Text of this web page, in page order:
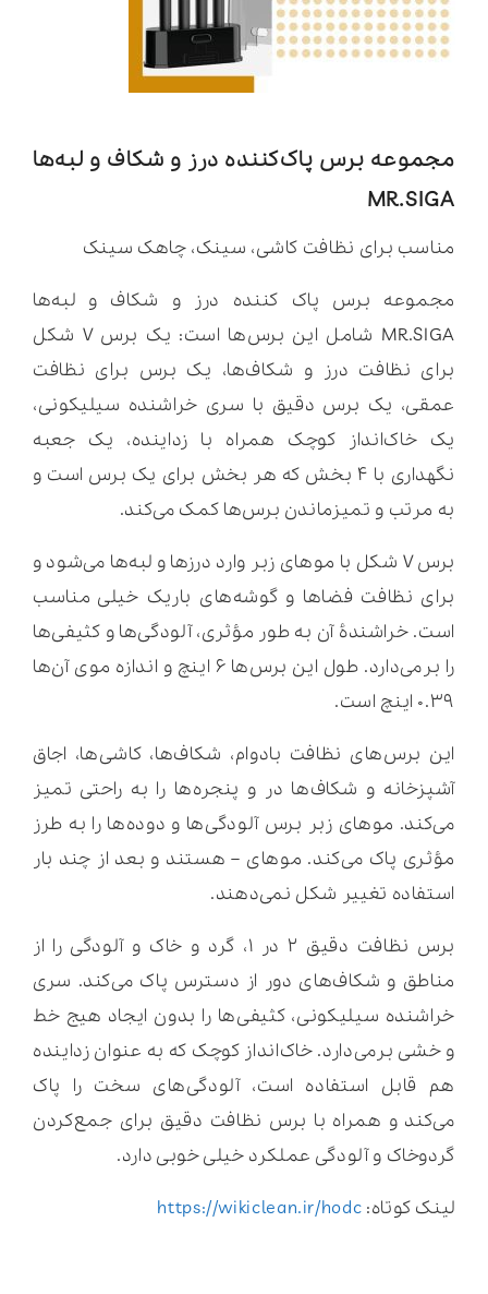
مجموعه برس پاک‌کننده درز و شکاف و لبه‌ها
MR.SIGA
مناسب برای نظافت کاشی، سینک، چاهک سینک
مجموعه برس پاک کننده درز و شکاف و لبه‌ها
MR.SIGA شامل این برس‌ها است: یک برس V شکل
برای نظافت درز و شکاف‌ها، یک برس برای نظافت
عمقی، یک برس دقیق با سری خراشنده سیلیکونی،
یک خاک‌انداز کوچک همراه با زداینده، یک جعبه
نگهداری با ۴ بخش که هر بخش برای یک برس است و
به مرتب و تمیزماندن برس‌ها کمک می‌کند.
برس V شکل با موهای زبر وارد درزها و لبه‌ها می‌شود و
برای نظافت فضاها و گوشه‌های باریک خیلی مناسب
است. خراشندۀ آن به طور مؤثری، آلودگی‌ها و کثیفی‌ها
را برمی‌دارد. طول این برس‌ها ۶ اینچ و اندازه موی آن‌ها
۰.۳۹ اینچ است.
این برس‌های نظافت بادوام، شکاف‌ها، کاشی‌ها، اجاق
آشپزخانه و شکاف‌ها در و پنجره‌ها را به راحتی تمیز
می‌کند. موهای زبر برس آلودگی‌ها و دوده‌ها را به طرز
مؤثری پاک می‌کند. موهای – هستند و بعد از چند بار
استفاده تغییر شکل نمی‌دهند.
برس نظافت دقیق ۲ در ۱، گرد و خاک و آلودگی را از
مناطق و شکاف‌های دور از دسترس پاک می‌کند. سری
خراشنده سیلیکونی، کثیفی‌ها را بدون ایجاد هیج خط
و خشی برمی‌دارد. خاک‌انداز کوچک که به عنوان زداینده
هم قابل استفاده است، آلودگی‌های سخت را پاک
می‌کند و همراه با برس نظافت دقیق برای جمع‌کردن
گردوخاک و آلودگی عملکرد خیلی خوبی دارد.
لینک کوتاه: https://wikiclean.ir/hodc